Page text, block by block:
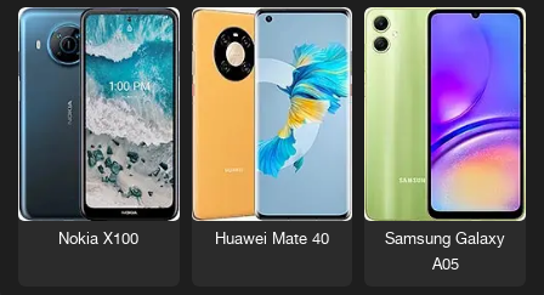
Samsung Galaxy
A05
Huawei Mate 40
Nokia X100